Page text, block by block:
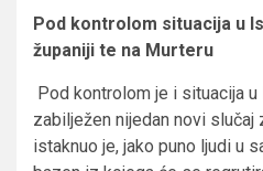
Pod kontrolom situacija u
županiji te na Murteru
Pod kontrolom je i situacija
zabilježen nijedan novi slučaj
istaknuo je, jako puno ljudi u